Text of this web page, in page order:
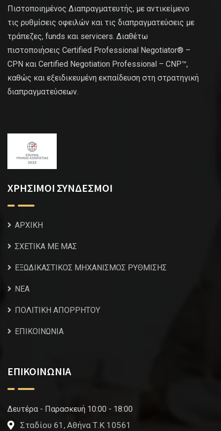
Πιστοποιημένος Διαπραγματευτής, με αντικείμενο
τις ρυθμίσεις οφειλών και τις διαπραγματεύσεις με
τράπεζες, funds και servicers. Διαθέτω
πιστοποιήσεις Certified Professional Negotiator® –
CPN και Certified Negotiation Professional – CNP™,
καθώς και εξειδικευμένη εκπαίδευση στη στρατηγική
διαπραγματεύσεων.
ΧΡΗΣΙΜΟΙ ΣΥΝΔΕΣΜΟΙ
ΑΡΧΙΚΗ
ΣΧΕΤΙΚΑ ΜΕ ΜΑΣ
ΕΞΩΔΙΚΑΣΤΙΚΟΣ ΜΗΧΑΝΙΣΜΟΣ ΡΥΘΜΙΣΗΣ
NEA
ΠΟΛΙΤΙΚΗ ΑΠΟΡΡΗΤΟΥ
ΕΠΙΚΟΙΝΩΝΙΑ
ΕΠΙΚΟΙΝΩΝΙΑ
Δευτέρα - Παρασκευή 10:00 - 18:00
Σταδίου 61, Αθήνα Τ.Κ 10561